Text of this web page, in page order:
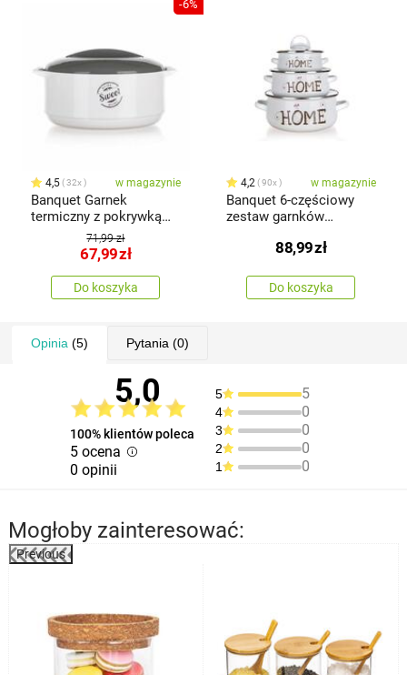
-6%
4,5 32x w magazynie
Banquet Garnek
termiczny z pokrywką
Sweet home 2,5 l
71,99 zł
67,99zł
Do koszyka
4,2 90x w magazynie
Banquet 6-częściowy
zestaw garnków
88,99zł
Do koszyka
Opinia (5) Pytania (0)
5,0
100% klientów poleca
5 ocena
0 opinii
5 5
4 0
3 0
2 0
1 0
Mogłoby zainteresować:
Previous